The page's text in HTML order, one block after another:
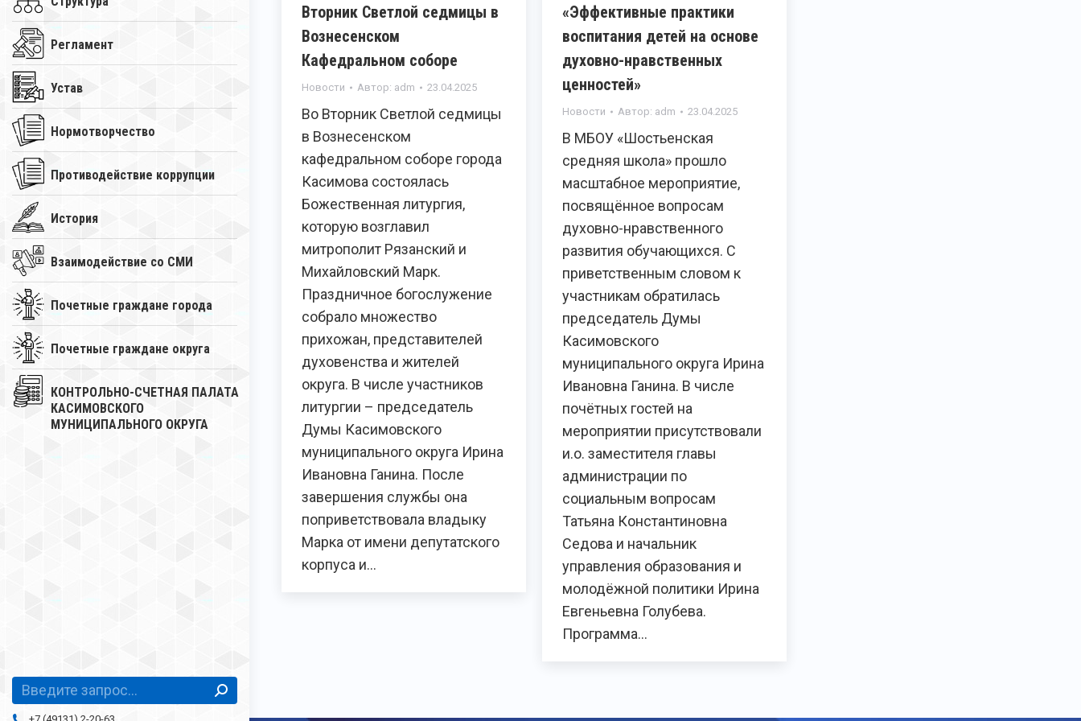
Регламент
Устав
Нормотворчество
Противодействие коррупции
История
Взаимодействие со СМИ
Почетные граждане города
Почетные граждане округа
КОНТРОЛЬНО-СЧЕТНАЯ ПАЛАТА
КАСИМОВСКОГО
МУНИЦИПАЛЬНОГО ОКРУГА
Поиск:
Вторник Светлой седмицы в
Вознесенском
Кафедральном соборе
Новости Автор: adm 23.04.2025
Во Вторник Светлой седмицы
в Вознесенском
кафедральном соборе города
Касимова состоялась
Божественная литургия,
которую возглавил
митрополит Рязанский и
Михайловский Марк.
Праздничное богослужение
собрало множество
прихожан, представителей
духовенства и жителей
округа. В числе участников
литургии – председатель
Думы Касимовского
муниципального округа Ирина
Ивановна Ганина. После
завершения службы она
поприветствовала владыку
Марка от имени депутатского
корпуса и…
«Эффективные практики
воспитания детей на основе
духовно-нравственных
ценностей»
Новости Автор: adm 23.04.2025
В МБОУ «Шостьенская
средняя школа» прошло
масштабное мероприятие,
посвящённое вопросам
духовно-нравственного
развития обучающихся. С
приветственным словом к
участникам обратилась
председатель Думы
Касимовского
муниципального округа Ирина
Ивановна Ганина. В числе
почётных гостей на
мероприятии присутствовали
и.о. заместителя главы
администрации по
социальным вопросам
Татьяна Константиновна
Седова и начальник
управления образования и
молодёжной политики Ирина
Евгеньевна Голубева.
Программа…